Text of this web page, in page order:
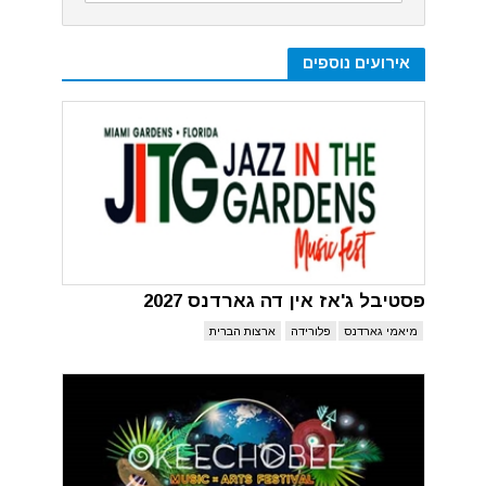
אירועים נוספים
פסטיבל ג'אז אין דה גארדנס 2027
מיאמי גארדנס פלורידה ארצות הברית